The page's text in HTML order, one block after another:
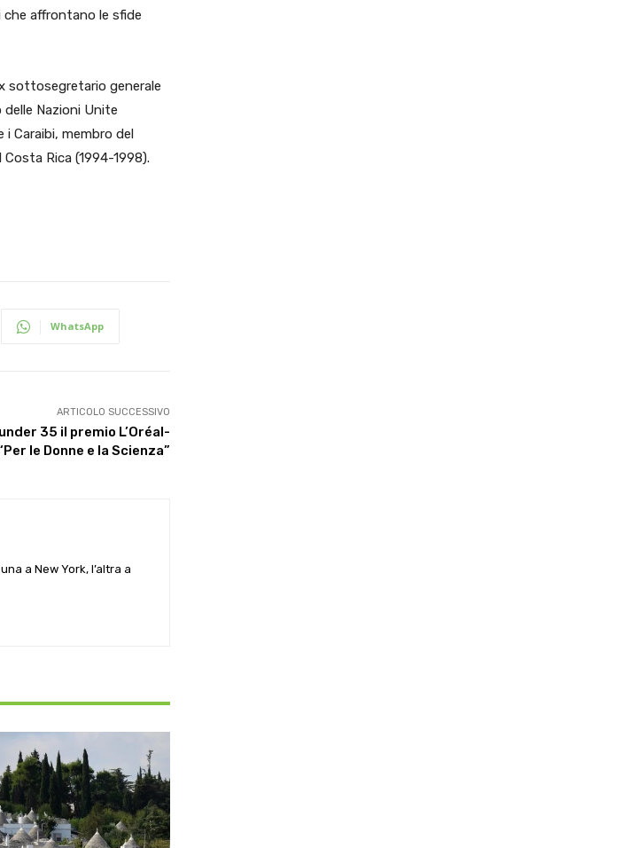
affrontano le sfide
sottosegretario generale
Nazioni Unite
i Caraibi, membro del
Rica (1994-1998).
WhatsApp
ARTICOLO SUCCESSIVO
35 il premio L’Oréal-
le Donne e la Scienza”
a New York, l’altra a